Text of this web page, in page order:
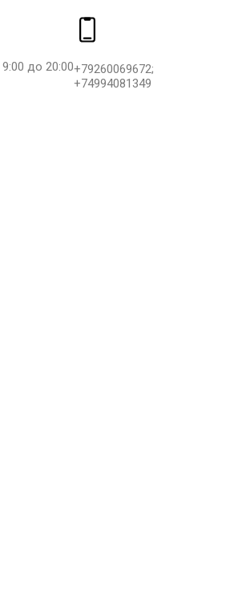
до 20:00+79260069672;
+74994081349